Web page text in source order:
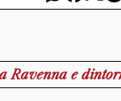
a Ravenna e